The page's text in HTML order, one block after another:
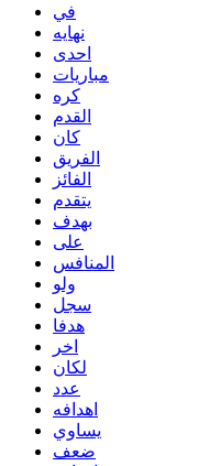
في
نهايه
احدى
مباريات
كره
القدم
كان
الفريق
الفائز
يتقدم
بهدف
على
المنافس
ولو
سجل
هدفا
اخر
لكان
عدد
اهدافه
يساوي
ضعف